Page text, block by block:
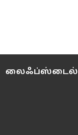
லைஃப்ஸ்டைல்